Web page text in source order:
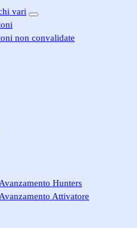
vari
non convalidate
Hunters
Attivatore